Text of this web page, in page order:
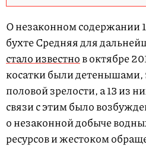
О незаконном содержании
бухте Средняя для
стало известнов октябре
косатки были детенышами,
половой зрелости, а 13 из
связи с этим было
о незаконной добыче
ресурсов и жестоком